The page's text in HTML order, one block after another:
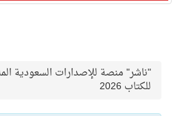
"ناشر" منصة للإصدارات السعودية
للكتاب 2026